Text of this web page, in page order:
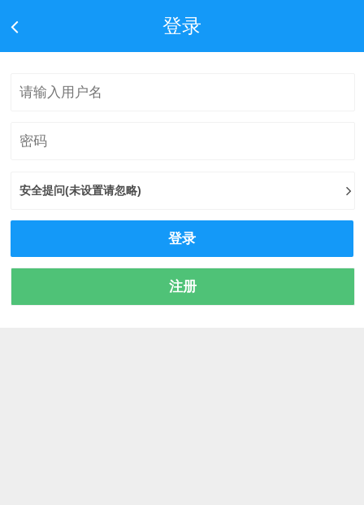
登录
安全提问(未设置请忽略)
登录
注册